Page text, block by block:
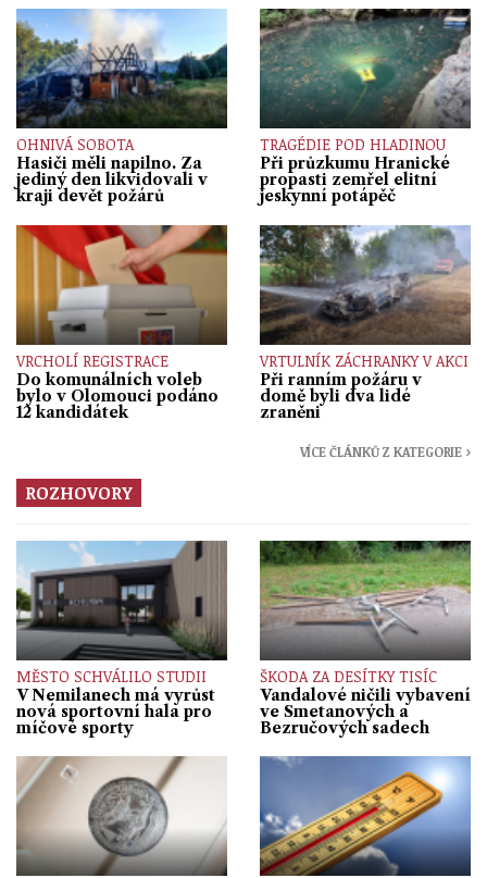
OHNIVÁ SOBOTA
Hasiči měli napilno. Za
jediný den likvidovali v
kraji devět požárů
TRAGÉDIE POD HLADINOU
Při průzkumu Hranické
propasti zemřel elitní
jeskynní potápěč
VRCHOLÍ REGISTRACE
Do komunálních voleb
bylo v Olomouci podáno
12 kandidátek
VRTULNÍK ZÁCHRANKY V AKCI
Při ranním požáru v
domě byli dva lidé
zraněni
VÍCE ČLÁNKŮ Z KATEGORIE ›
ROZHOVORY
MĚSTO SCHVÁLILO STUDII
V Nemilanech má vyrůst
nová sportovní hala pro
míčové sporty
ŠKODA ZA DESÍTKY TISÍC
Vandalové ničili vybavení
ve Smetanových a
Bezručových sadech